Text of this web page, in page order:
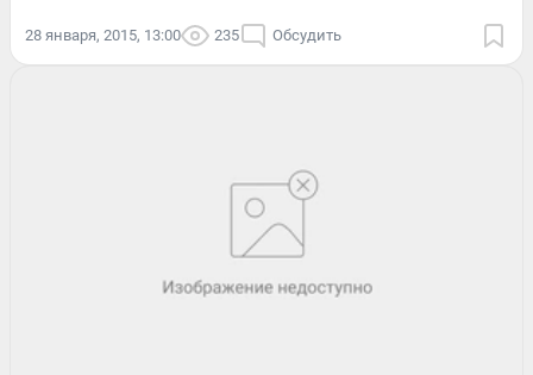
28 января, 2015, 13:00 235 Обсудить